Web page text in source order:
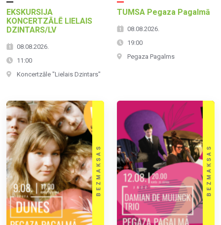
EKSKURSIJA
KONCERTZĀLĒ LIELAIS
DZINTARS/LV
08.08.2026.
11:00
Koncertzāle "Lielais Dzintars"
TUMSA Pegaza Pagalmā
08.08.2026.
19:00
Pegaza Pagalms